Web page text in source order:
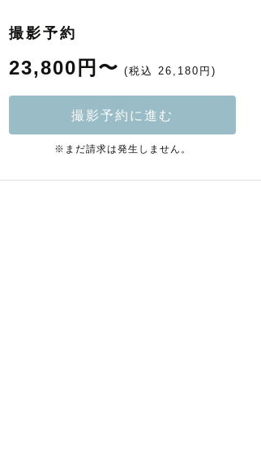
撮影予約
23,800円〜 (税込 26,180円)
撮影予約に進む
※まだ請求は発生しません。